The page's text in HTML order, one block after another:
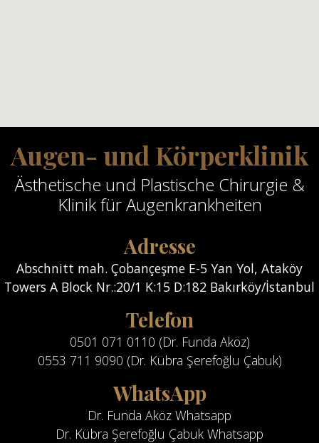
Augen- und Körperklinik
Ästhetische und Plastische Chirurgie &
Klinik für Augenkrankheiten
Adresse
Abschnitt mah. Çobançeşme E-5 Yan Yol, Ataköy
Towers A Block Nr.:20/1 K:15 D:182 Bakırköy/İstanbul
Telefon
0501 071 0110 (Dr. Funda Aköz)
0553 711 9090 (Dr. Kübra Şerefoğlu Çabuk)
WhatsApp
Dr. Funda Aköz Whatsapp
Dr. Kübra Şerefoğlu Çabuk Whatsapp